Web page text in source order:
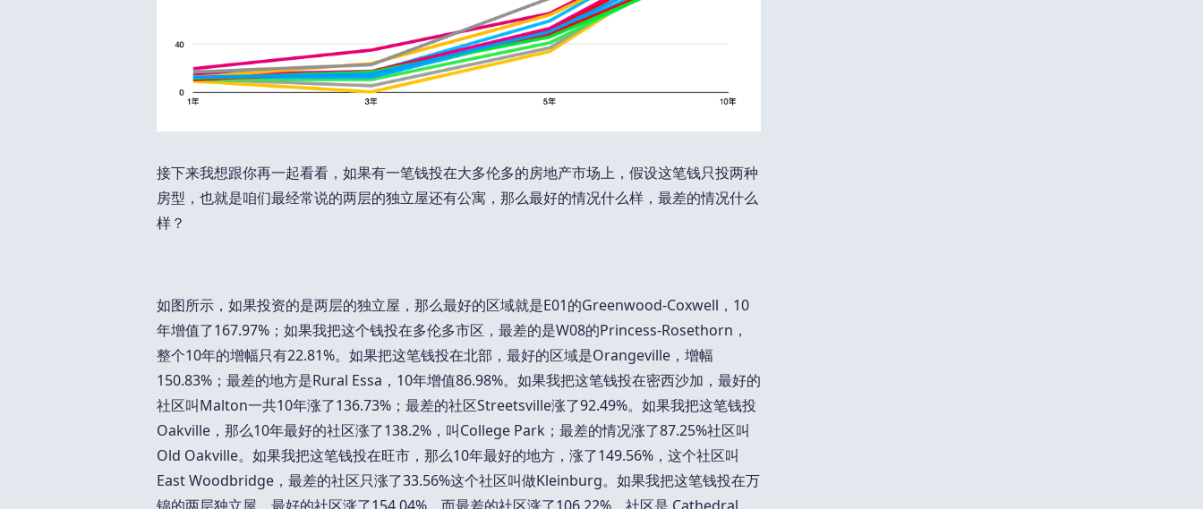
接下来我想跟你再一起看看，如果有一笔钱投在大多伦多的房地产市场上，假设这笔钱只投两种
房型，也就是咱们最经常说的两层的独立屋还有公寓，那么最好的情况什么样，最差的情况什么
样？
如图所示，如果投资的是两层的独立屋，那么最好的区域就是E01的Greenwood-Coxwell，10
年增值了167.97%；如果我把这个钱投在多伦多市区，最差的是W08的Princess-Rosethorn，
整个10年的增幅只有22.81%。如果把这笔钱投在北部，最好的区域是Orangeville，增幅
150.83%；最差的地方是Rural Essa，10年增值86.98%。如果我把这笔钱投在密西沙加，最好的
社区叫Malton一共10年涨了136.73%；最差的社区Streetsville涨了92.49%。如果我把这笔钱投
Oakville，那么10年最好的社区涨了138.2%，叫College Park；最差的情况涨了87.25%社区叫
Old Oakville。如果我把这笔钱投在旺市，那么10年最好的地方，涨了149.56%，这个社区叫
East Woodbridge，最差的社区只涨了33.56%这个社区叫做Kleinburg。如果我把这笔钱投在万